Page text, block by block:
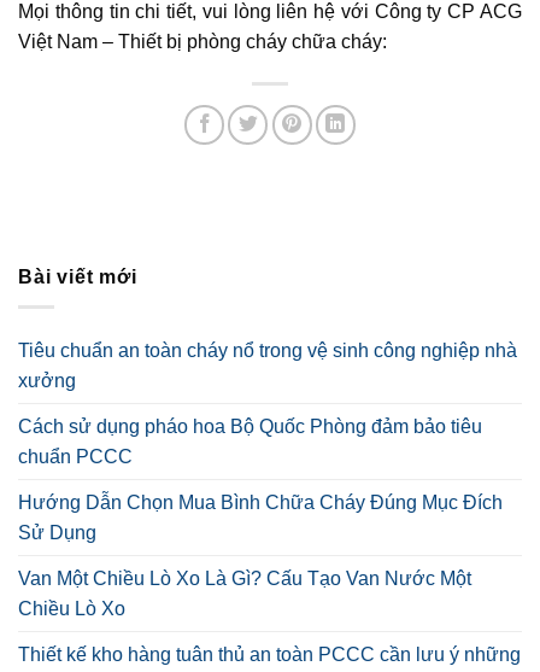
Mọi thông tin chi tiết, vui lòng liên hệ với Công ty CP ACG
Việt Nam – Thiết bị phòng cháy chữa cháy:
Bài viết mới
Tiêu chuẩn an toàn cháy nổ trong vệ sinh công nghiệp nhà
xưởng
Cách sử dụng pháo hoa Bộ Quốc Phòng đảm bảo tiêu
chuẩn PCCC
Hướng Dẫn Chọn Mua Bình Chữa Cháy Đúng Mục Đích
Sử Dụng
Van Một Chiều Lò Xo Là Gì? Cấu Tạo Van Nước Một
Chiều Lò Xo
Thiết kế kho hàng tuân thủ an toàn PCCC cần lưu ý những